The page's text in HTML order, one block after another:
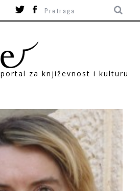
portal za književnost i kulturu